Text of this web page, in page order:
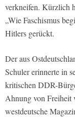
verkneifen. Kürzlich
„Wie Faschismus
Hitlers gerückt.
Der aus
Schuler erinnerte in
kritischen DDR-
Ahnung von Freiheit
westdeutsche